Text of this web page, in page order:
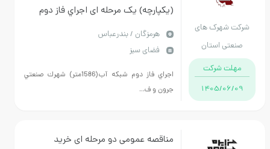
شرکت شهرک های
صنعتی استان
هرمزگان
مهلت شرکت
1405/06/09
(یکپارچه) یک مرحله ای اجراي فاز دوم
شبكه آب شهرك صنعتي جرون و فاز چهارم
شمسي
هرمزگان / بندرعباس
فضای سبز
اجراي فاز دوم شبكه آب(1586متر) شهرك صنعتي
جرون و ف...
مناقصه عمومی دو مرحله ای خرید